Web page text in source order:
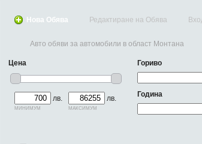
Нова Обява Редактиране на Обява
Авто обяви за автомобили в област Монтана
Цена
лв.
минимум
лв.
максимум
Гориво
Година